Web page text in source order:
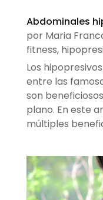
Abdominales
por Maria
fitness,
Los
entre las
son
plano. En este
múltiples